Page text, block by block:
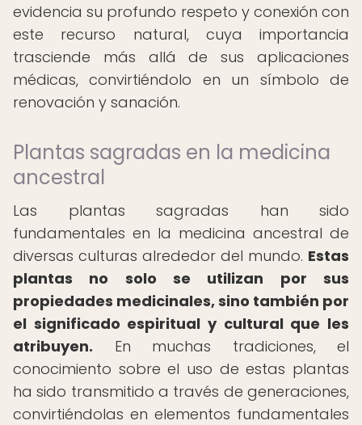
evidencia su profundo respeto y conexión con
este recurso natural, cuya importancia
trasciende más allá de sus aplicaciones
médicas, convirtiéndolo en un símbolo de
renovación y sanación.
Plantas sagradas en la medicina
ancestral
Las plantas sagradas han sido
fundamentales en la medicina ancestral de
diversas culturas alrededor del mundo. Estas
plantas no solo se utilizan por sus
propiedades medicinales, sino también por
el significado espiritual y cultural que les
atribuyen. En muchas tradiciones, el
conocimiento sobre el uso de estas plantas
ha sido transmitido a través de generaciones,
convirtiéndolas en elementos fundamentales